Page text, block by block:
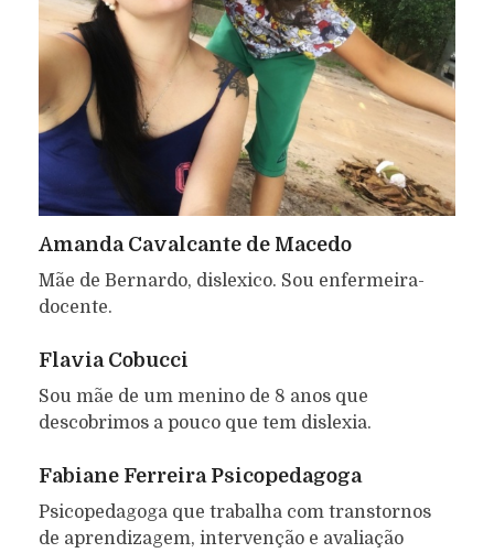
Amanda Cavalcante de Macedo
Mãe de Bernardo, dislexico. Sou enfermeira-
docente.
Flavia Cobucci
Sou mãe de um menino de 8 anos que
descobrimos a pouco que tem dislexia.
Fabiane Ferreira Psicopedagoga
Psicopedagoga que trabalha com transtornos
de aprendizagem, intervenção e avaliação